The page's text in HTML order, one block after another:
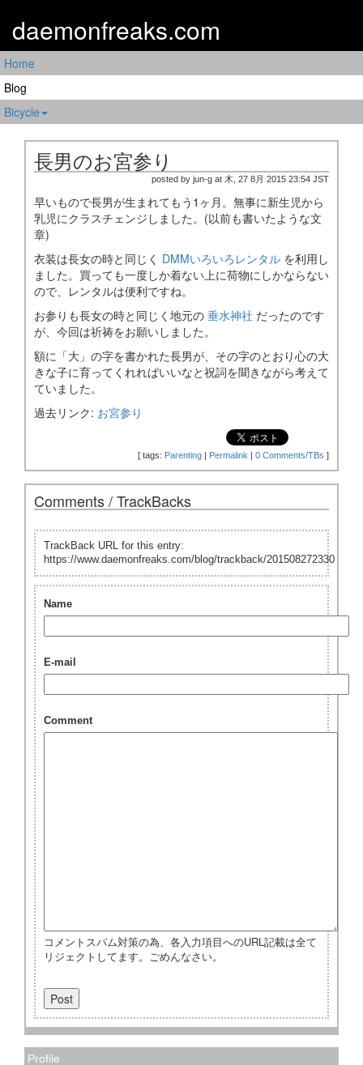
daemonfreaks.com
Home
Blog
Bicycle
長男のお宮参り
posted by jun-g at 木, 27 8月 2015 23:54 JST
早いもので長男が生まれてもう1ヶ月。無事に新生児から
乳児にクラスチェンジしました。(以前も書いたような文
章)
衣装は長女の時と同じく DMMいろいろレンタル を利用し
ました。買っても一度しか着ない上に荷物にしかならない
ので、レンタルは便利ですね。
お参りも長女の時と同じく地元の 垂水神社 だったのです
が、今回は祈祷をお願いしました。
額に「大」の字を書かれた長男が、その字のとおり心の大
きな子に育ってくれればいいなと祝詞を聞きながら考えて
ていました。
過去リンク: お宮参り
[ tags: Parenting | Permalink | 0 Comments/TBs ]
Comments / TrackBacks
TrackBack URL for this entry:
https://www.daemonfreaks.com/blog/trackback/201508272330
Name
E-mail
Comment
コメントスパム対策の為、各入力項目へのURL記載は全て
リジェクトしてます。ごめんなさい。
Profile